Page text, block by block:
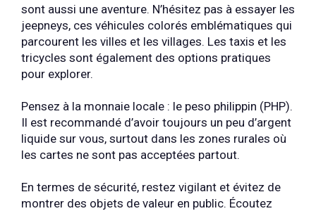
sont aussi une aventure. N’hésitez pas à essayer les
jeepneys, ces véhicules colorés emblématiques qui
parcourent les villes et les villages. Les taxis et les
tricycles sont également des options pratiques
pour explorer.
Pensez à la monnaie locale : le peso philippin (PHP).
Il est recommandé d’avoir toujours un peu d’argent
liquide sur vous, surtout dans les zones rurales où
les cartes ne sont pas acceptées partout.
En termes de sécurité, restez vigilant et évitez de
montrer des objets de valeur en public. Écoutez